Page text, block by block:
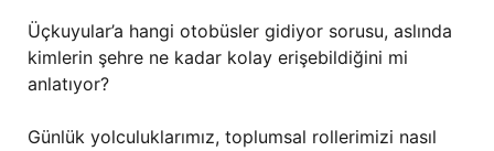
Üçkuyular’a hangi otobüsler gidiyor sorusu, aslında
kimlerin şehre ne kadar kolay erişebildiğini mi
anlatıyor?
Günlük yolculuklarımız, toplumsal rollerimizi nasıl